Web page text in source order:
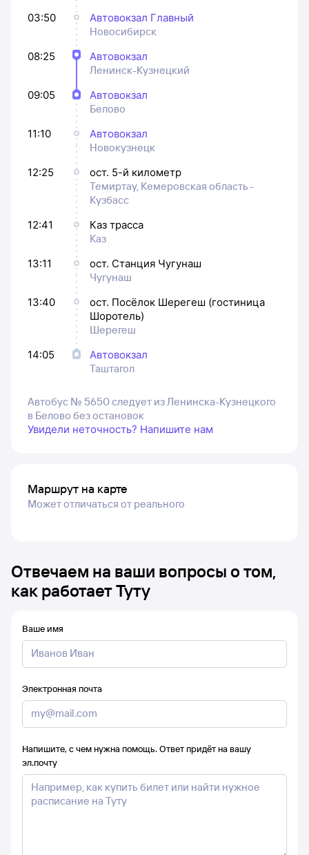
03:50
Автовокзал Главный
Новосибирск
08:25
Автовокзал
Ленинск-Кузнецкий
09:05
Автовокзал
Белово
11:10
Автовокзал
Новокузнецк
12:25
ост. 5-й километр
Темиртау, Кемеровская область -
Кузбасс
12:41
Каз трасса
Каз
13:11
ост. Станция Чугунаш
Чугунаш
13:40
ост. Посёлок Шерегеш (гостиница
Шоротель)
Шерегеш
14:05
Автовокзал
Таштагол
Автобус № 5650 следует из Ленинска-Кузнецкого
в Белово без остановок
Увидели неточность? Напишите нам
Маршрут на карте
Может отличаться от реального
Отвечаем на ваши вопросы о том,
как работает Туту
Ваше имя
Электронная почта
Напишите, с чем нужна помощь. Ответ придёт на вашу
эл.почту